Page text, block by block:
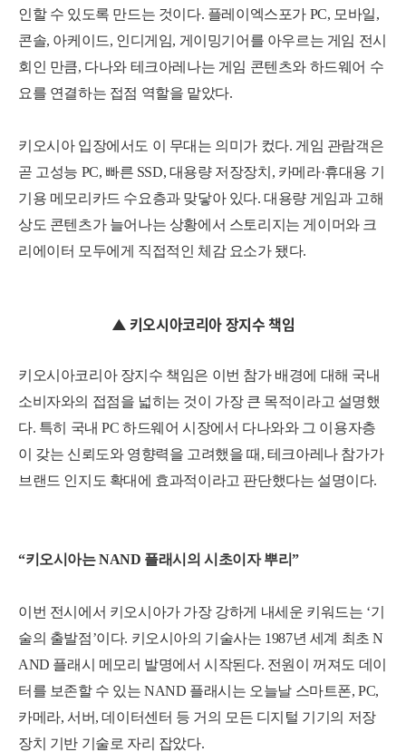
인할 수 있도록 만드는 것이다. 플레이엑스포가 PC, 모바일,
콘솔, 아케이드, 인디게임, 게이밍기어를 아우르는 게임 전시
회인 만큼, 다나와 테크아레나는 게임 콘텐츠와 하드웨어 수
요를 연결하는 접점 역할을 맡았다.
키오시아 입장에서도 이 무대는 의미가 컸다. 게임 관람객은
곧 고성능 PC, 빠른 SSD, 대용량 저장장치, 카메라·휴대용 기
기용 메모리카드 수요층과 맞닿아 있다. 대용량 게임과 고해
상도 콘텐츠가 늘어나는 상황에서 스토리지는 게이머와 크
리에이터 모두에게 직접적인 체감 요소가 됐다.
▲ 키오시아코리아 장지수 책임
키오시아코리아 장지수 책임은 이번 참가 배경에 대해 국내
소비자와의 접점을 넓히는 것이 가장 큰 목적이라고 설명했
다. 특히 국내 PC 하드웨어 시장에서 다나와와 그 이용자층
이 갖는 신뢰도와 영향력을 고려했을 때, 테크아레나 참가가
브랜드 인지도 확대에 효과적이라고 판단했다는 설명이다.
“키오시아는 NAND 플래시의 시초이자 뿌리”
이번 전시에서 키오시아가 가장 강하게 내세운 키워드는 ‘기
술의 출발점’이다. 키오시아의 기술사는 1987년 세계 최초 N
AND 플래시 메모리 발명에서 시작된다. 전원이 꺼져도 데이
터를 보존할 수 있는 NAND 플래시는 오늘날 스마트폰, PC,
카메라, 서버, 데이터센터 등 거의 모든 디지털 기기의 저장
장치 기반 기술로 자리 잡았다.